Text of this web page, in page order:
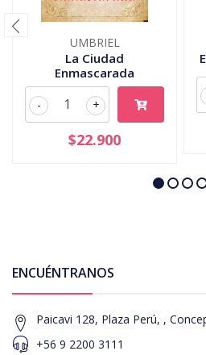
UMBRIEL
La Ciudad
Enmascarada
+
-
$22.900
ENCUÉNTRANOS
Paicavi 128, Plaza Perú, ,
+56 9 2200 3111